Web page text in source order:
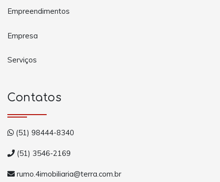
Empreendimentos
Empresa
Serviços
Contatos
(51) 98444-8340
(51) 3546-2169
rumo.4imobiliaria@terra.com.br